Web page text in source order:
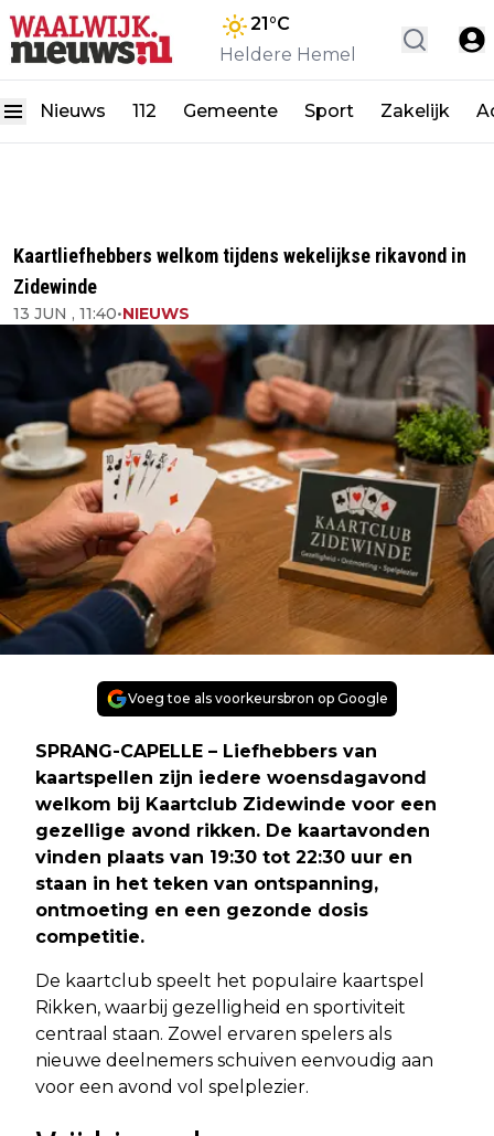
21°C
Heldere Hemel
Nieuws 112 Gemeente Sport Zakelijk
Kaartliefhebbers welkom tijdens wekelijkse rikavond in
Zidewinde
13 JUN , 11:40•NIEUWS
Voeg toe als voorkeursbron op Google
SPRANG-CAPELLE – Liefhebbers van
kaartspellen zijn iedere woensdagavond
welkom bij Kaartclub Zidewinde voor een
gezellige avond rikken. De kaartavonden
vinden plaats van 19:30 tot 22:30 uur en
staan in het teken van ontspanning,
ontmoeting en een gezonde dosis
competitie.
De kaartclub speelt het populaire kaartspel
Rikken, waarbij gezelligheid en sportiviteit
centraal staan. Zowel ervaren spelers als
nieuwe deelnemers schuiven eenvoudig aan
voor een avond vol spelplezier.